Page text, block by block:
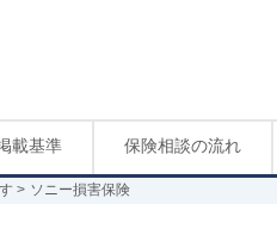
載基準 保険相談の流れ
ソニー損害保険